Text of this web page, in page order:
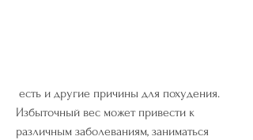
Избыточный вес может привести к
различным заболеваниям, заниматься